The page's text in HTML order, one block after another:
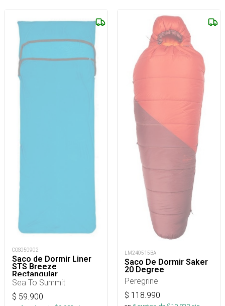
COS050902
Saco de Dormir Liner
STS Breeze
Rectangular
Sea To Summit
$ 59.900
LM240515BA
Saco De Dormir Saker
20 Degree
Peregrine
$ 118.990